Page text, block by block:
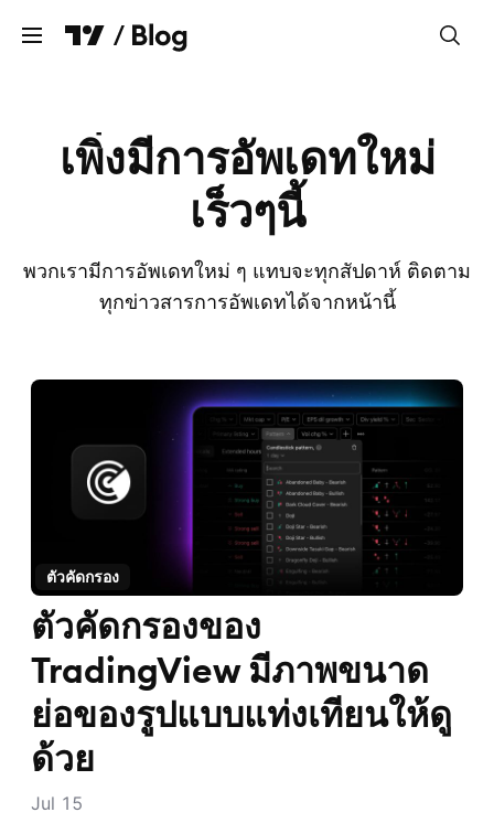
ชาร์ต
การซื้อขายและโบรคเกอร์
ข้อมูลและตลาดหลักทรัพย์
ภาษาไทย
เพิ่งมีการอัพเดทใหม่
เร็วๆนี้
พวกเรามีการอัพเดทใหม่ ๆ แทบจะทุกสัปดาห์ ติดตาม
ทุกข่าวสารการอัพเดทได้จากหน้านี้
ตัวคัดกรอง
ตัวคัดกรองของ
TradingView มีภาพขนาด
ย่อของรูปแบบแท่งเทียนให้ดู
ด้วย
Jul 15